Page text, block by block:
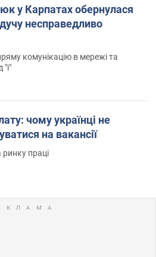
у Карпатах обернулася
несправедливо
комунікацію в мережі та
"і"
чому українці не
на вакансії
праці